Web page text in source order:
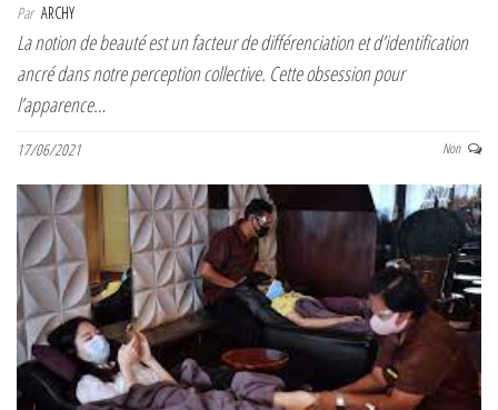
Par ARCHY
La notion de beauté est un facteur de différenciation et d’identification
ancré dans notre perception collective. Cette obsession pour
l’apparence…
17/06/2021 Non